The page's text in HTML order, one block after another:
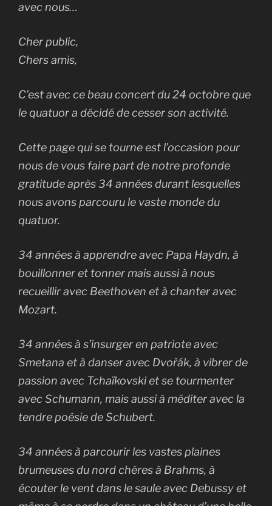
avec nous…
Cher public,
Chers amis,
C’est avec ce beau concert du 24 octobre que
le quatuor a décidé de cesser son activité.
Cette page qui se tourne est l’occasion pour
nous de vous faire part de notre profonde
gratitude après 34 années durant lesquelles
nous avons parcouru le vaste monde du
quatuor.
34 années à apprendre avec Papa Haydn, à
bouillonner et tonner mais aussi à nous
recueillir avec Beethoven et à chanter avec
Mozart.
34 années à s’insurger en patriote avec
Smetana et à danser avec Dvořák, à vibrer de
passion avec Tchaïkovski et se tourmenter
avec Schumann, mais aussi à méditer avec la
tendre poésie de Schubert.
34 années à parcourir les vastes plaines
brumeuses du nord chères à Brahms, à
écouter le vent dans le saule avec Debussy et